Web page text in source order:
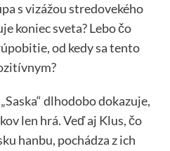
s vizážou stredovekého
koniec sveta? Lebo čo
od kedy sa tento
dlhodobo dokazuje,
len hrá. Veď aj Klus, čo
hanbu, pochádza z ich